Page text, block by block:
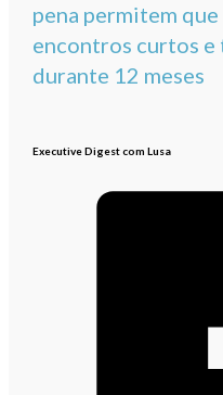
pena permitem
encontros curtos e
durante 12 meses
Executive Digest com Lusa